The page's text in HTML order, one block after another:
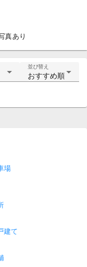
真あり
並び替え
おすすめ順
場
建て